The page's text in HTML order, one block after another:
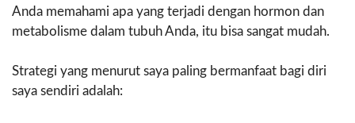
Anda memahami apa yang terjadi dengan hormon dan
metabolisme dalam tubuh Anda, itu bisa sangat mudah.
Strategi yang menurut saya paling bermanfaat bagi diri
saya sendiri adalah: